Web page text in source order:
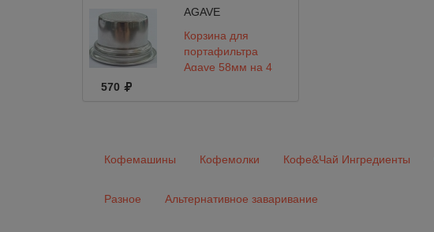
AGAVE
Корзина для
портафильтра
Agave 58мм на 4
570
Кофемашины Кофемолки Кофе&Чай Ингредиенты
Разное Альтернативное заваривание